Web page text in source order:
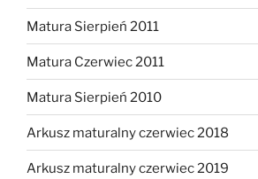
Matura Sierpień 2011
Matura Czerwiec 2011
Matura Sierpień 2010
Arkusz maturalny czerwiec 2018
Arkusz maturalny czerwiec 2019